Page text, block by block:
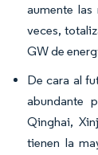
aumente las
veces,
GW de
De cara al
abundante
Qinghai,
tienen la